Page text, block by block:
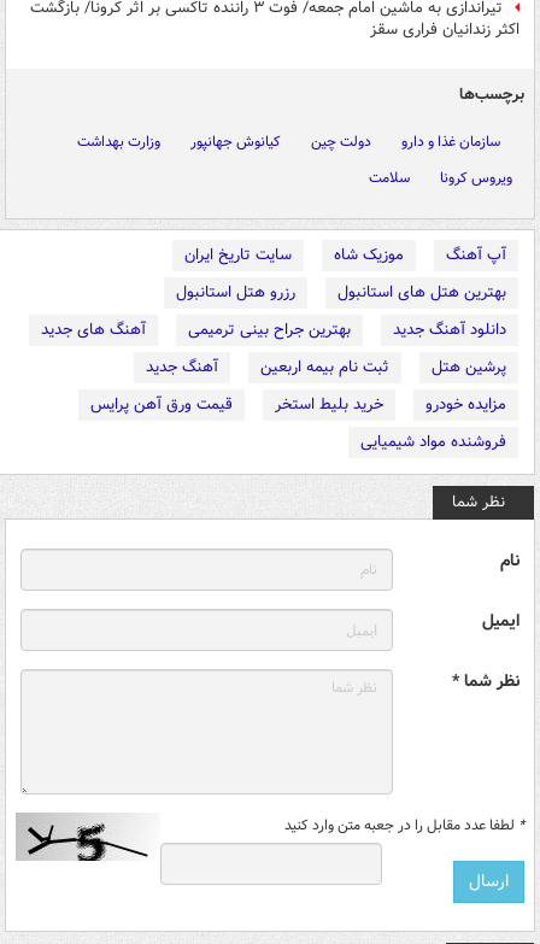
تیراندازی به ماشین امام جمعه/ فوت ۳ راننده تاکسی بر اثر کرونا/ بازگشت
اکثر زندانیان فراری سقز
برچسب‌ها
سازمان غذا و دارو دولت چین کیانوش جهانپور
وزارت بهداشت
ویروس کرونا
سلامت
آپ آهنگ موزیک شاه
سایت تاریخ ایران
بهترین هتل های استانبول
رزرو هتل استانبول
دانلود آهنگ جدید
بهترین جراح بینی ترمیمی
آهنگ های جدید
پرشین هتل
ثبت نام بیمه اربعین
آهنگ جدید
مزایده خودرو
خرید بلیط استخر
قیمت ورق آهن پرایس
فروشنده مواد شیمیایی
نظر شما
نام
ایمیل
نظر شما *
* لطفا عدد مقابل را در جعبه متن وارد کنید